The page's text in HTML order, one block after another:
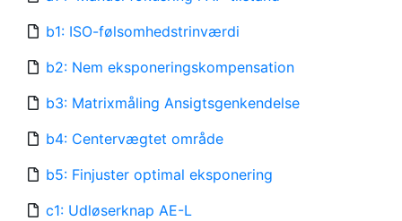
b1: ISO-følsomhedstrinværdi
b2: Nem eksponeringskompensation
b3: Matrixmåling Ansigtsgenkendelse
b4: Centervægtet område
b5: Finjuster optimal eksponering
c1: Udløserknap AE-L